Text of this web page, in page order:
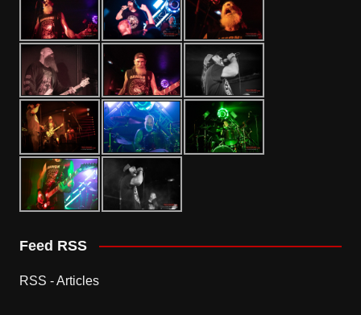
Feed RSS
RSS - Articles